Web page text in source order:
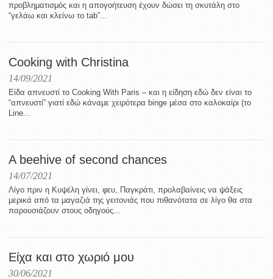
προβληματισμός και η απογοήτευση έχουν δώσει τη σκυτάλη στο
“γελάω και κλείνω το tab”...
Cooking with Christina
14/09/2021
Είδα απνευστί το Cooking With Paris – και η είδηση εδώ δεν είναι το
“απνευστί” γιατί εδώ κάναμε χειρότερα binge μέσα στο καλοκαίρι (το
Line...
A beehive of second chances
14/07/2021
Λίγο πριν η Κυψέλη γίνει, φευ, Παγκράτι, προλαβαίνεις να ψάξεις
μερικά από τα μαγαζιά της γειτονιάς που πιθανότατα σε λίγο θα στα
παρουσιάζουν στους οδηγούς...
Είχα και στο χωριό μου
30/06/2021